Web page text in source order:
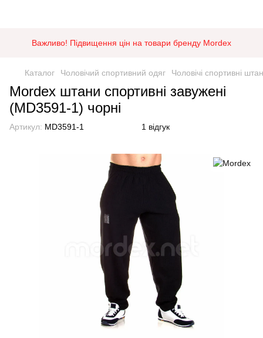
Важливо! Підвищення цін на товари бренду Mordex
Каталог Чоловічий спортивний одяг Чоловічі спортивні
Mordex штани спортивні завужені
(MD3591-1) чорні
Артикул: MD3591-1 1 відгук